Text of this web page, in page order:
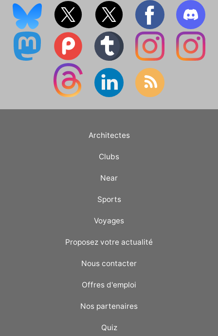
Architectes
Clubs
Near
Sports
Voyages
Proposez votre actualité
Nous contacter
Offres d'emploi
Nos partenaires
Quiz